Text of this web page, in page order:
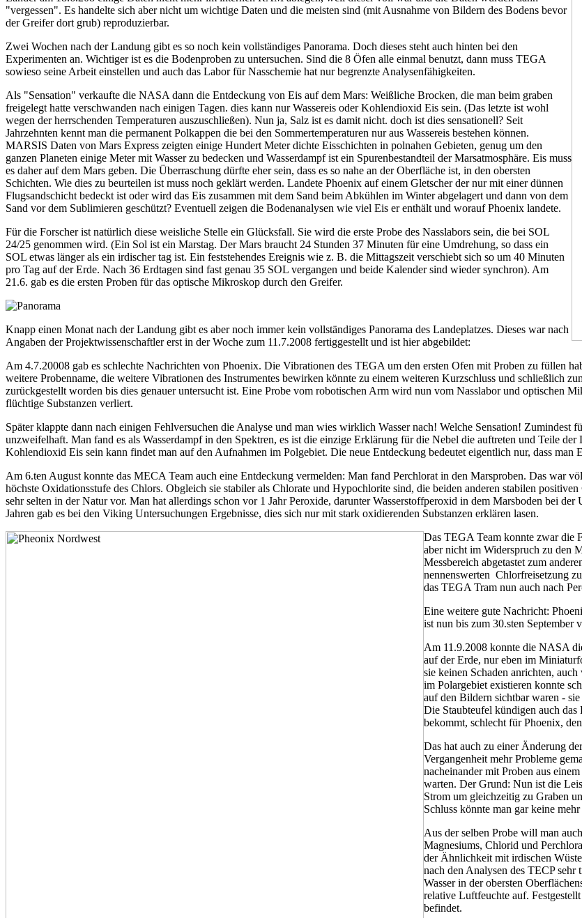
"vergessen". Es handelte sich aber nicht um wichtige Daten und die meisten sind (mit Ausnahme von Bildern des Bodens bevor
der Greifer dort grub) reproduzierbar.
Zwei Wochen nach der Landung gibt es so noch kein vollständiges Panorama. Doch dieses steht auch hinten bei den
Experimenten an. Wichtiger ist es die Bodenproben zu untersuchen. Sind die 8 Öfen alle einmal benutzt, dann muss TEGA
sowieso seine Arbeit einstellen und auch das Labor für Nasschemie hat nur begrenzte Analysenfähigkeiten.
Als "Sensation" verkaufte die NASA dann die Entdeckung von Eis auf dem Mars: Weißliche Brocken, die man beim graben
freigelegt hatte verschwanden nach einigen Tagen. dies kann nur Wassereis oder Kohlendioxid Eis sein. (Das letzte ist wohl
wegen der herrschenden Temperaturen auszuschließen). Nun ja, Salz ist es damit nicht. doch ist dies sensationell? Seit
Jahrzehnten kennt man die permanent Polkappen die bei den Sommertemperaturen nur aus Wassereis bestehen können.
MARSIS Daten von Mars Express zeigten einige Hundert Meter dichte Eisschichten in polnahen Gebieten, genug um den
ganzen Planeten einige Meter mit Wasser zu bedecken und Wasserdampf ist ein Spurenbestandteil der Marsatmosphäre. Eis muss
es daher auf dem Mars geben. Die Überraschung dürfte eher sein, dass es so nahe an der Oberfläche ist, in den obersten
Schichten. Wie dies zu beurteilen ist muss noch geklärt werden. Landete Phoenix auf einem Gletscher der nur mit einer dünnen
Flugsandschicht bedeckt ist oder wird das Eis zusammen mit dem Sand beim Abkühlen im Winter abgelagert und dann von dem
Sand vor dem Sublimieren geschützt? Eventuell zeigen die Bodenanalysen wie viel Eis er enthält und worauf Phoenix landete.
Für die Forscher ist natürlich diese weisliche Stelle ein Glücksfall. Sie wird die erste Probe des Nasslabors sein, die bei SOL
24/25 genommen wird. (Ein Sol ist ein Marstag. Der Mars braucht 24 Stunden 37 Minuten für eine Umdrehung, so dass ein
SOL etwas länger als ein irdischer tag ist. Ein feststehendes Ereignis wie z. B. die Mittagszeit verschiebt sich so um 40 Minuten
pro Tag auf der Erde. Nach 36 Erdtagen sind fast genau 35 SOL vergangen und beide Kalender sind wieder synchron). Am
21.6. gab es die ersten Proben für das optische Mikroskop durch den Greifer.
Knapp einen Monat nach der Landung gibt es aber noch immer kein vollständiges Panorama des Landeplatzes. Dieses war nach
Angaben der Projektwissenschaftler erst in der Woche zum 11.7.2008 fertiggestellt und ist hier abgebildet:
Am 4.7.20008 gab es schlechte Nachrichten von Phoenix. Die Vibrationen des TEGA um den ersten Ofen mit Proben zu füllen
weitere Probenname, die weitere Vibrationen des Instrumentes bewirken könnte zu einem weiteren Kurzschluss und schließlich
zurückgestellt worden bis dies genauer untersucht ist. Eine Probe vom robotischen Arm wird nun vom Nasslabor und optischen
flüchtige Substanzen verliert.
Später klappte dann nach einigen Fehlversuchen die Analyse und man wies wirklich Wasser nach! Welche Sensation! Zumindest
unzweifelhaft. Man fand es als Wasserdampf in den Spektren, es ist die einzige Erklärung für die Nebel die auftreten und Teile
Kohlendioxid Eis sein kann findet man auf den Aufnahmen im Polgebiet. Die neue Entdeckung bedeutet eigentlich nur, dass man
Am 6.ten August konnte das MECA Team auch eine Entdeckung vermelden: Man fand Perchlorat in den Marsproben. Das war
höchste Oxidationsstufe des Chlors. Obgleich sie stabiler als Chlorate und Hypochlorite sind, die beiden anderen stabilen
sehr selten in der Natur vor. Man hat allerdings schon vor 1 Jahr Peroxide, darunter Wasserstoffperoxid in dem Marsboden bei
Jahren gab es bei den Viking Untersuchungen Ergebnisse, dies sich nur mit stark oxidierenden Substanzen erklären lasen.
Das TEGA Team konnte zwar die
aber nicht im Widerspruch zu den
Messbereich abgetastet zum
nennenswerten Chlorfreisetzung
das TEGA Tram nun auch nach
Eine weitere gute Nachricht:
ist nun bis zum 30.sten September
Am 11.9.2008 konnte die NASA
auf der Erde, nur eben im
sie keinen Schaden anrichten,
im Polargebiet existieren konnte
auf den Bildern sichtbar waren -
Die Staubteufel kündigen auch
bekommt, schlecht für Phoenix,
Das hat auch zu einer Änderung
Vergangenheit mehr Probleme
nacheinander mit Proben aus
warten. Der Grund: Nun ist die
Strom um gleichzeitig zu Graben
Schluss könnte man gar keine
Aus der selben Probe will man
Magnesiums, Chlorid und
der Ähnlichkeit mit irdischen
nach den Analysen des TECP
Wasser in der obersten
relative Luftfeuchte auf.
befindet.